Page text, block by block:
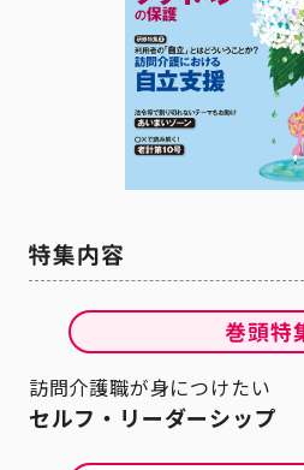
訪問介護職が身につけたい
セルフ・リーダーシップ